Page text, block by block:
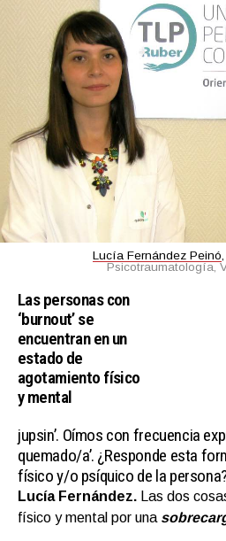
Lucía Fernández Peinó,
Psicotraumatología,
Las personas con
‘burnout’ se
encuentran en un
estado de
agotamiento físico
y mental
jupsin’. Oímos con frecuencia
quemado/a’. ¿Responde esta
físico y/o psíquico de la
Lucía Fernández. Las dos
físico y mental por una